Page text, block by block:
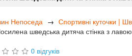
Непоседа Спортивні куточки |
шведська дитяча стінка з лавою
0 відгуків